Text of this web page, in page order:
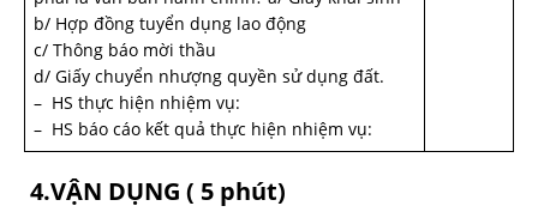
b/ Hợp đồng tuyển dụng lao động
c/ Thông báo mời thầu
d/ Giấy chuyển nhượng quyền sử dụng đất.
– HS thực hiện nhiệm vụ:
– HS báo cáo kết quả thực hiện nhiệm vụ:
4.VẬN DỤNG ( 5 phút)